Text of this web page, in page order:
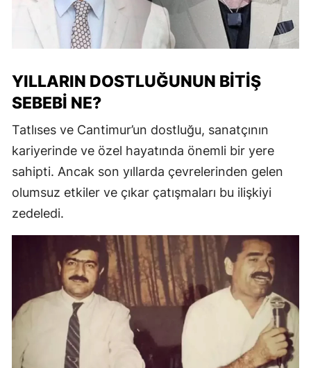
YILLARIN DOSTLUĞUNUN BITIŞ
SEBEBI NE?
Tatlıses ve Cantimur’un dostluğu, sanatçının
kariyerinde ve özel hayatında önemli bir yere
sahipti. Ancak son yıllarda çevrelerinden gelen
olumsuz etkiler ve çıkar çatışmaları bu ilişkiyi
zedeledi.